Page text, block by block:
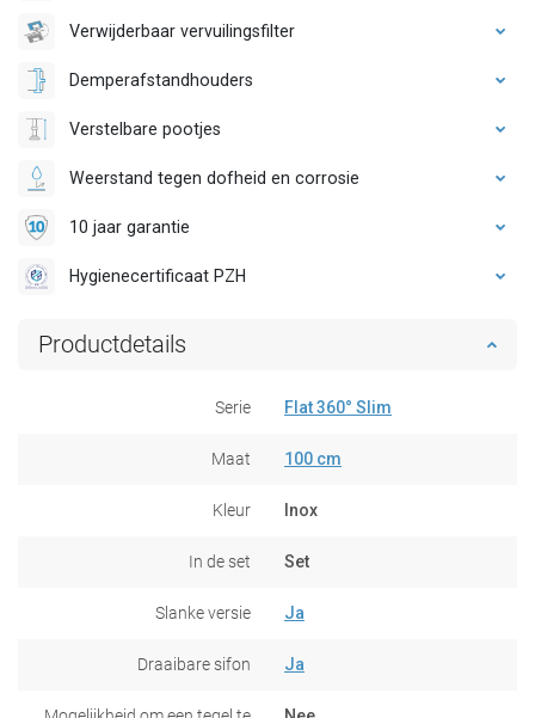
Verwijderbaar vervuilingsfilter
Demperafstandhouders
Verstelbare pootjes
Weerstand tegen dofheid en corrosie
10 jaar garantie
Hygienecertificaat PZH
Productdetails
Serie Flat 360° Slim
Maat 100 cm
Kleur Inox
In de set Set
Slanke versie Ja
Draaibare sifon Ja